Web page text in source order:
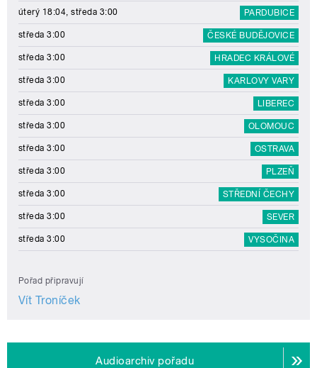
úterý 18:04, středa 3:00 PARDUBICE
středa 3:00 ČESKÉ BUDĚJOVICE
středa 3:00 HRADEC KRÁLOVÉ
středa 3:00 KARLOVY VARY
středa 3:00 LIBEREC
středa 3:00 OLOMOUC
středa 3:00 OSTRAVA
středa 3:00 PLZEŇ
středa 3:00 STŘEDNÍ ČECHY
středa 3:00 SEVER
středa 3:00 VYSOČINA
Pořad připravují
Vít Troníček
Audioarchiv pořadu